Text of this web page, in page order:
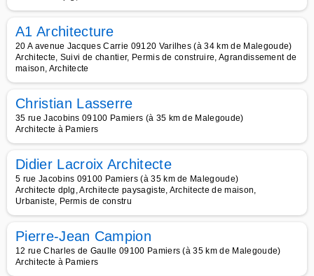
A1 Architecture
20 A avenue Jacques Carrie 09120 Varilhes (à 34 km de Malegoude)
Architecte, Suivi de chantier, Permis de construire, Agrandissement de
maison, Architecte
Christian Lasserre
35 rue Jacobins 09100 Pamiers (à 35 km de Malegoude)
Architecte à Pamiers
Didier Lacroix Architecte
5 rue Jacobins 09100 Pamiers (à 35 km de Malegoude)
Architecte dplg, Architecte paysagiste, Architecte de maison,
Urbaniste, Permis de constru
Pierre-Jean Campion
12 rue Charles de Gaulle 09100 Pamiers (à 35 km de Malegoude)
Architecte à Pamiers